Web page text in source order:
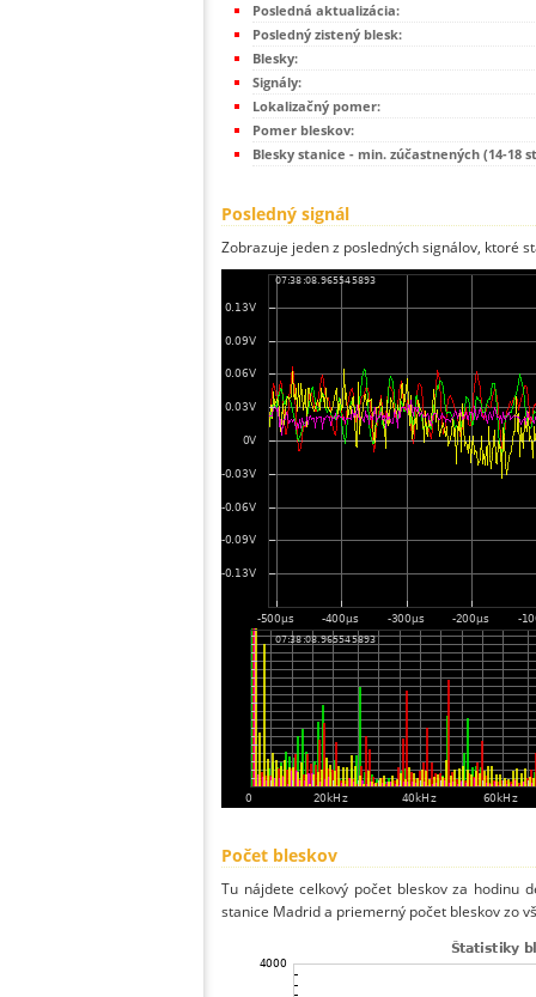
Posledná aktualizácia:
Posledný zistený blesk:
Blesky:
Signály:
Lokalizačný pomer:
Pomer bleskov:
Blesky stanice - min. zúčastnených (14-18
Posledný signál
Zobrazuje jeden z posledných signálov, ktoré
Počet bleskov
Tu nájdete celkový počet bleskov za hodinu
stanice Madrid a priemerný počet bleskov zo